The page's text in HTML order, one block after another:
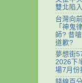
雙北陷
台灣向
「神鬼
師? 昔
道歉?
夢想街
2026下
場7月份